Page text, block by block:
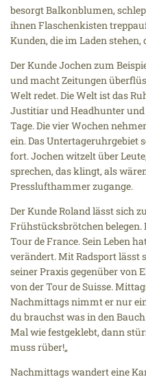
besorgt Balkonblumen,
ihnen Flaschenkisten
Kunden, die im Laden stehen,
Der Kunde Jochen zum
und macht Zeitungen
Welt redet. Die Welt ist das
Justitiar und Headhunter
Tage. Die vier Wochen
ein. Das Untertageruhrgebiet
fort. Jochen witzelt über
sprechen, das klingt, als
Presslufthammer zugange.
Der Kunde Roland lässt sich
Frühstücksbrötchen belegen.
Tour de France. Sein Leben
verändert. Mit Radsport lässt
seiner Praxis gegenüber von
von der Tour de Suisse.
Nachmittags nimmt er nur
du brauchst was in den
Mal wie festgeklebt, dann
muss rüber!„
Nachmittags wandert eine